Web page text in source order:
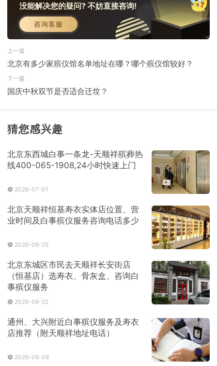
没能解决您的疑问? 不妨直接咨询!
咨询客服
上一篇
北京有多少家殡仪馆名单地址在哪？哪个殡仪馆较好？
下一篇
国庆中秋双节是否适合迁坟？
猜您感兴趣
北京东西城白事一条龙-天顺祥殡葬热
线400-065-1908,24小时快速上门
2026-07-01
北京天顺祥恒基寿衣实体店位置、营
业时间及白事殡仪服务咨询电话多少
2026-06-25
北京东城区市民去天顺祥长安街店
（恒基店）选寿衣、骨灰盒、咨询白
事殡仪服务
2026-06-22
通州、大兴附近白事殡仪服务及寿衣
店推荐（附天顺祥地址电话）
2026-06-08